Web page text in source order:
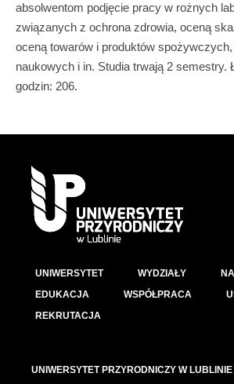
absolwentom podjęcie pracy w rożnych
związanych z ochrona zdrowia, oceną
oceną towarów i produktów
naukowych i in. Studia trwają 2 semestry.
godzin: 206.
UNIWERSYTET WYDZIAŁY
EDUKACJA
WSPÓŁPRACA
REKRUTACJA
UNIWERSYTET PRZYRODNICZY W LUBLINIE